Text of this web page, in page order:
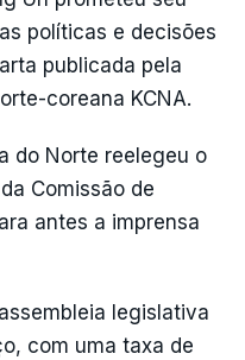
políticas e decisões
publicada pela
coreana KCNA.
do Norte reelegeu o
Comissão de
antes a imprensa
legislativa
com uma taxa de